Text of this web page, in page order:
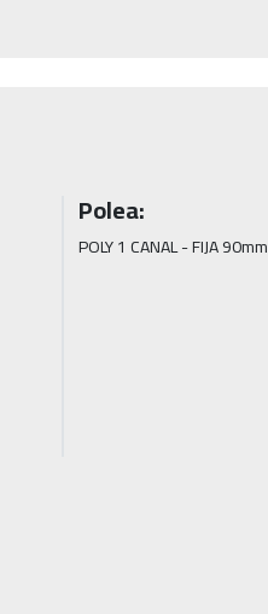
Polea:
POLY 1 CANAL - FIJA 90mm